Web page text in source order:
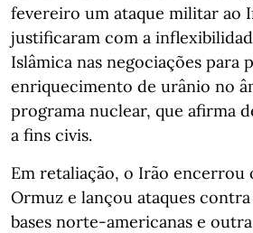
fevereiro um ataque militar ao
justificaram com a
Islâmica nas negociações para
enriquecimento de urânio no
programa nuclear, que afirma
a fins civis.
Em retaliação, o Irão encerrou
Ormuz e lançou ataques contra
bases norte-americanas e